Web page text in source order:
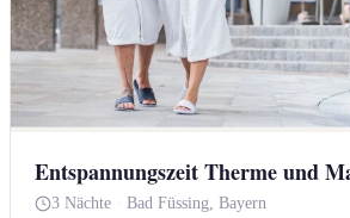
Entspannungszeit Therme und
3 Nächte · Bad Füssing, Bayern